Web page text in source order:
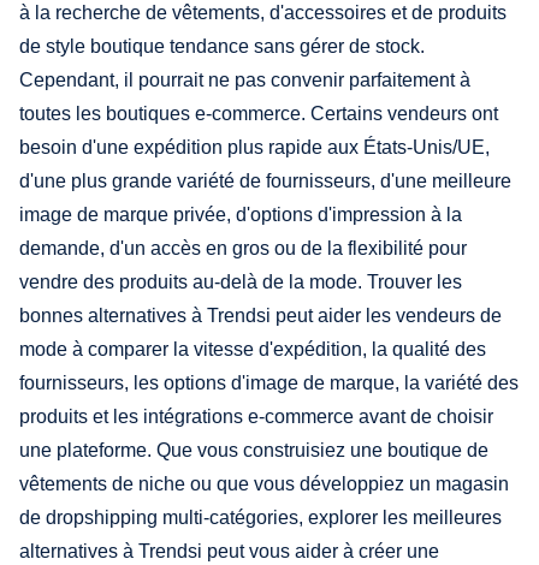
à la recherche de vêtements, d'accessoires et de produits
de style boutique tendance sans gérer de stock.
Cependant, il pourrait ne pas convenir parfaitement à
toutes les boutiques e-commerce. Certains vendeurs ont
besoin d'une expédition plus rapide aux États-Unis/UE,
d'une plus grande variété de fournisseurs, d'une meilleure
image de marque privée, d'options d'impression à la
demande, d'un accès en gros ou de la flexibilité pour
vendre des produits au-delà de la mode. Trouver les
bonnes alternatives à Trendsi peut aider les vendeurs de
mode à comparer la vitesse d'expédition, la qualité des
fournisseurs, les options d'image de marque, la variété des
produits et les intégrations e-commerce avant de choisir
une plateforme. Que vous construisiez une boutique de
vêtements de niche ou que vous développiez un magasin
de dropshipping multi-catégories, explorer les meilleures
alternatives à Trendsi peut vous aider à créer une